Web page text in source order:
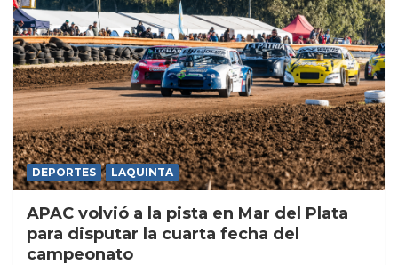
DEPORTES LAQUINTA
APAC volvió a la pista en Mar del Plata
para disputar la cuarta fecha del
campeonato